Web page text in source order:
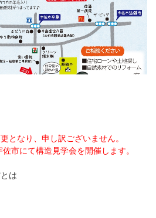
となり、申し訳ございません。
市にて構造見学会を開催します。
は